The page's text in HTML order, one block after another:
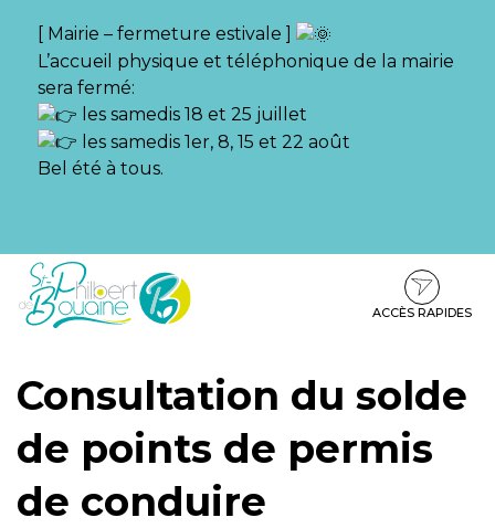
[ Mairie – fermeture estivale ]
L’accueil physique et téléphonique de la mairie
sera fermé:
les samedis 18 et 25 juillet
les samedis 1er, 8, 15 et 22 août
Bel été à tous.
Aller
Aller
contenu
Aller
pied
ACCÈS RAPIDES
Consultation du solde
de points de permis
de conduire